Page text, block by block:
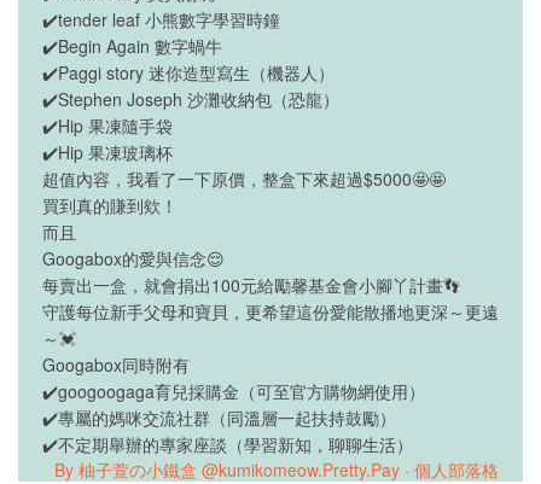
✔️tender leaf 小熊數字學習時鐘
✔️Begin Again 數字蝸牛
✔️Paggi story 迷你造型寫生（機器人）
✔️Stephen Joseph 沙灘收納包（恐龍）
✔️Hip 果凍隨手袋
✔️Hip 果凍玻璃杯
超值內容，我看了一下原價，整盒下來超過$5000🤩🤩
買到真的賺到欸！
而且
Googabox的愛與信念😌
每賣出一盒，就會捐出100元給勵馨基金會小腳丫計畫👣
守護每位新手父母和寶貝，更希望這份愛能散播地更深～更遠
～💓
Googabox同時附有
✔️googoogaga育兒採購金（可至官方購物網使用）
✔️專屬的媽咪交流社群（同溫層一起扶持鼓勵）
✔️不定期舉辦的專家座談（學習新知，聊聊生活）
By 柚子萱の小鐵盒 @kumikomeow.Pretty.Pay · 個人部落格